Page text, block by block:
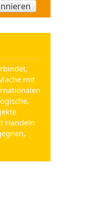
mit
Handeln